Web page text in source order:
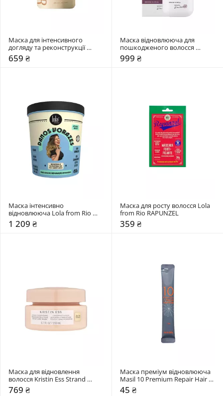
Маска для інтенсивного
догляду та реконструкції
пошкодженого волосся
LAvHAIR RepairPro
659 ₴
Маска відновлююча для
пошкодженого волосся
Dr.FORHAIR Folligen Silk
999 ₴
Маска інтенсивно
відновлююча Lola from Rio
DANOS VORAZES
1 209 ₴
Маска для росту волосся Lola
from Rio RAPUNZEL
359 ₴
Маска для відновлення
волосся Kristin Ess Strand
Strengthening Reconstructive
769 ₴
Маска преміум відновлююча
Masil 10 Premium Repair Hair
Mask
45 ₴